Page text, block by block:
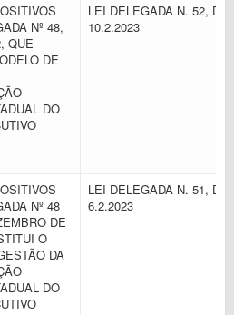
Nº 48,
QUE
DE
DO
LEI DELEGADA N. 52, DE
10.2.2023
Nº 48
DE
O
DA
DO
LEI DELEGADA N. 51, DE
6.2.2023